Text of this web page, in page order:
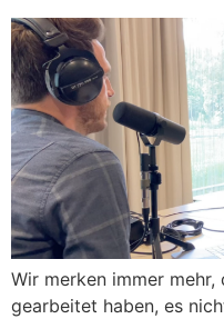
Wir merken immer
gearbeitet haben, es